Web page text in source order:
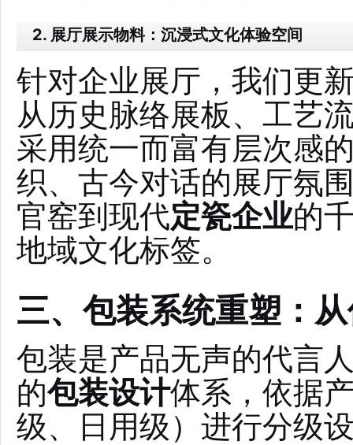
2. 展厅展示物料：沉浸式文化体验空间
针对企业展厅，我们更
从历史脉络展板、工艺
采用统一而富有层次感
织、古今对话的展厅氛
官窑到现代定瓷企业的
地域文化标签。
三、包装系统重塑：
包装是产品无声的代言
的包装设计体系，依据
级、日用级）进行分级